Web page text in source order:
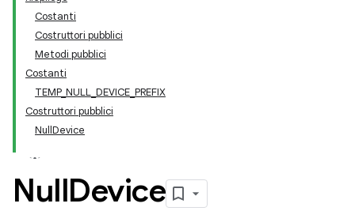
Costanti
Costruttori pubblici
Metodi pubblici
Costanti
TEMP_NULL_DEVICE_PREFIX
Costruttori pubblici
NullDevice
NullDevice